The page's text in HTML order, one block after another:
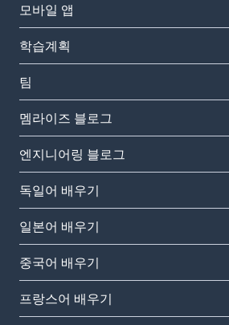
모바일 앱
학습계획
팀
멤라이즈 블로그
엔지니어링 블로그
독일어 배우기
일본어 배우기
중국어 배우기
프랑스어 배우기